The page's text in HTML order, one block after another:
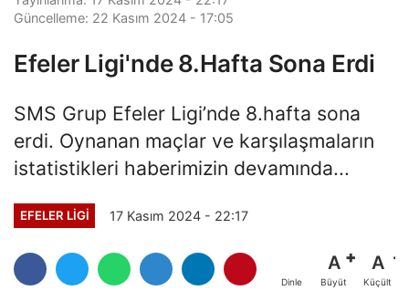
Güncelleme: 22 Kasım 2024 - 17:05
Efeler Ligi'nde 8.Hafta Sona Erdi
SMS Grup Efeler Ligi’nde 8.hafta sona
erdi. Oynanan maçlar ve karşılaşmaların
istatistikleri haberimizin devamında...
EFELER LIGI 17 Kasım 2024 - 22:17
Dinle
A
Büyüt
A
Küçült